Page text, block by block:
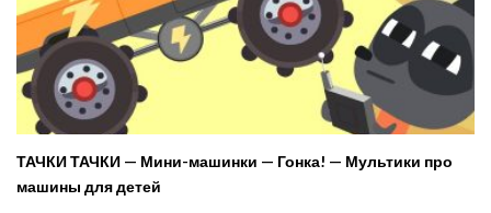
ТАЧКИ ТАЧКИ — Мини-машинки — Гонка! — Мультики про
машины для детей